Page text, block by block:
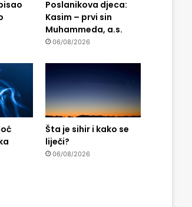
Poslanikova djeca:
Kasim – prvi sin
Muhammeda, a.s.
06/08/2026
Šta je sihir i kako se
liječi?
06/08/2026